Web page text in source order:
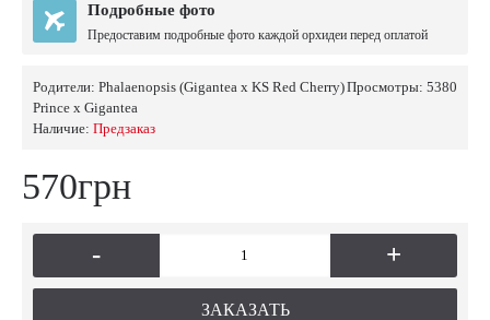
Подробные фото
Предоставим подробные фото каждой орхидеи перед оплатой
Просмотры: 5380
Родители: Phalaenopsis (Gigantea x KS Red Cherry)
Prince x Gigantea
Наличие: Предзаказ
570грн
- +
ЗАКАЗАТЬ